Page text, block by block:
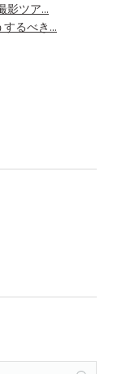
影ツア...
るべき...